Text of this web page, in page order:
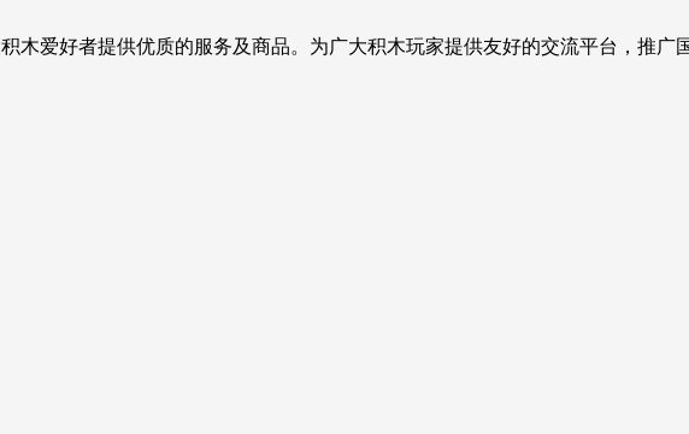
木爱好者提供优质的服务及商品。为广大积木玩家提供友好的交流平台，推广